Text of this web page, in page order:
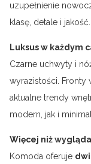
uzupełnienie
klasę, detale i jakość.
Luksus w każdym
Czarne uchwyty i
wyrazistości. Fronty
aktualne trendy
modern, jak i
Więcej niż wygląda
Komoda oferuje